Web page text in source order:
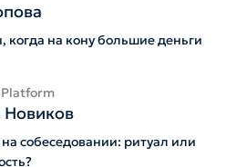
на кону большие деньги
Platform
собеседовании: ритуал или